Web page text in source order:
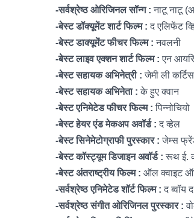
-सर्वश्रेष्ठ ओरिजिनल सॉन्ग : नाटू नाटू
-बेस्ट डॉक्यूमेंट शार्ट फिल्म : द एलिफेंट
-बेस्ट डाक्यूमेंट फीचर फिल्म : नवलनी
-बेस्ट लाइव एक्शन शार्ट फिल्म : एन
-बेस्ट सहायक अभिनेत्री : जेमी ली कर्टिस
-बेस्ट सहायक अभिनेता : के हुए क्वान
-बेस्ट एनिमेटेड फीचर फिल्म : पिन्नोचियो
-बेस्ट हेयर एंड मेकअप अवॉर्ड : द व्हेल
-बेस्ट सिनेमेटोग्राफी पुरस्कार : जेम्स
-बेस्ट कॉस्ट्यूम डिजाइन अवॉर्ड : रूथ ई.
-बेस्ट अंतराष्ट्रीय फिल्म : ऑल क्वाइट
-सर्वश्रेष्ठ एनिमेटेड शॉर्ट फिल्म : द ब्वॉय
-सर्वश्रेष्ठ संगीत ओरिजिनल पुरस्कार :